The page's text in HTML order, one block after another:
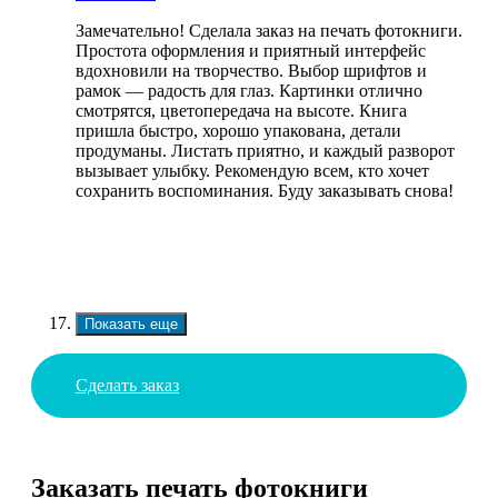
Замечательно! Сделала заказ на печать фотокниги.
Простота оформления и приятный интерфейс
вдохновили на творчество. Выбор шрифтов и
рамок — радость для глаз. Картинки отлично
смотрятся, цветопередача на высоте. Книга
пришла быстро, хорошо упакована, детали
продуманы. Листать приятно, и каждый разворот
вызывает улыбку. Рекомендую всем, кто хочет
сохранить воспоминания. Буду заказывать снова!
Показать еще
Сделать заказ
Заказать печать фотокниги